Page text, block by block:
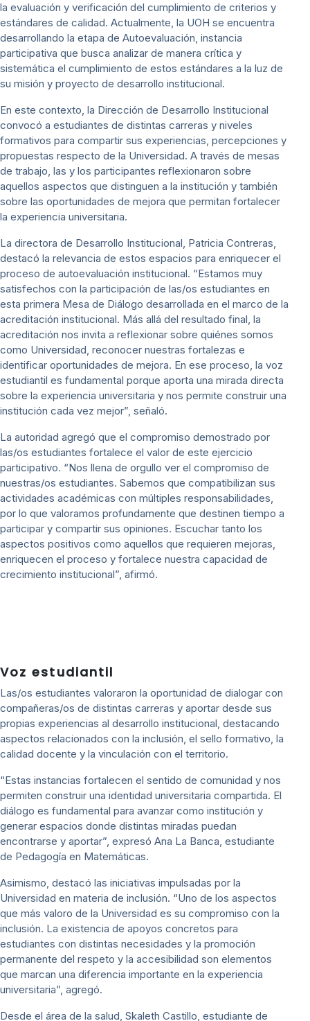
la evaluación y verificación del cumplimiento de criterios y
estándares de calidad. Actualmente, la UOH se encuentra
desarrollando la etapa de Autoevaluación, instancia
participativa que busca analizar de manera crítica y
sistemática el cumplimiento de estos estándares a la luz de
su misión y proyecto de desarrollo institucional.
En este contexto, la Dirección de Desarrollo Institucional
convocó a estudiantes de distintas carreras y niveles
formativos para compartir sus experiencias, percepciones y
propuestas respecto de la Universidad. A través de mesas
de trabajo, las y los participantes reflexionaron sobre
aquellos aspectos que distinguen a la institución y también
sobre las oportunidades de mejora que permitan fortalecer
la experiencia universitaria.
La directora de Desarrollo Institucional, Patricia Contreras,
destacó la relevancia de estos espacios para enriquecer el
proceso de autoevaluación institucional. “Estamos muy
satisfechos con la participación de las/os estudiantes en
esta primera Mesa de Diálogo desarrollada en el marco de la
acreditación institucional. Más allá del resultado final, la
acreditación nos invita a reflexionar sobre quiénes somos
como Universidad, reconocer nuestras fortalezas e
identificar oportunidades de mejora. En ese proceso, la voz
estudiantil es fundamental porque aporta una mirada directa
sobre la experiencia universitaria y nos permite construir una
institución cada vez mejor”, señaló.
La autoridad agregó que el compromiso demostrado por
las/os estudiantes fortalece el valor de este ejercicio
participativo. “Nos llena de orgullo ver el compromiso de
nuestras/os estudiantes. Sabemos que compatibilizan sus
actividades académicas con múltiples responsabilidades,
por lo que valoramos profundamente que destinen tiempo a
participar y compartir sus opiniones. Escuchar tanto los
aspectos positivos como aquellos que requieren mejoras,
enriquecen el proceso y fortalece nuestra capacidad de
crecimiento institucional”, afirmó.
Voz estudiantil
Las/os estudiantes valoraron la oportunidad de dialogar con
compañeras/os de distintas carreras y aportar desde sus
propias experiencias al desarrollo institucional, destacando
aspectos relacionados con la inclusión, el sello formativo, la
calidad docente y la vinculación con el territorio.
“Estas instancias fortalecen el sentido de comunidad y nos
permiten construir una identidad universitaria compartida. El
diálogo es fundamental para avanzar como institución y
generar espacios donde distintas miradas puedan
encontrarse y aportar”, expresó Ana La Banca, estudiante
de Pedagogía en Matemáticas.
Asimismo, destacó las iniciativas impulsadas por la
Universidad en materia de inclusión. “Uno de los aspectos
que más valoro de la Universidad es su compromiso con la
inclusión. La existencia de apoyos concretos para
estudiantes con distintas necesidades y la promoción
permanente del respeto y la accesibilidad son elementos
que marcan una diferencia importante en la experiencia
universitaria”, agregó.
Desde el área de la salud, Skaleth Castillo, estudiante de